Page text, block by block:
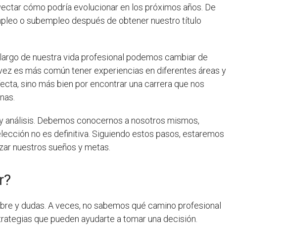
cómo podría evolucionar en los próximos años. De
o subempleo después de obtener nuestro título
de nuestra vida profesional podemos cambiar de
es más común tener experiencias en diferentes áreas y
sino más bien por encontrar una carrera que nos
Debemos conocernos a nosotros mismos,
no es definitiva. Siguiendo estos pasos, estaremos
nuestros sueños y metas.
y dudas. A veces, no sabemos qué camino profesional
que pueden ayudarte a tomar una decisión.